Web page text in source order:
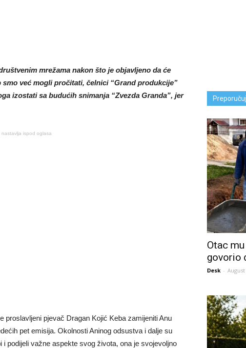
mrežama nakon što je objavljeno da će
već mogli pročitati, čelnici “Grand produkcije”
izostati sa budućih snimanja “Zvezda Granda”, jer
nastavlja ispod oglasa
proslavljeni pjevač Dragan Kojić Keba zamijeniti Anu
pet emisija. Okolnosti Aninog odsustva i dalje su
podijeli važne aspekte svog života, ona je svojevoljno
Otac
govorio
Desk - August